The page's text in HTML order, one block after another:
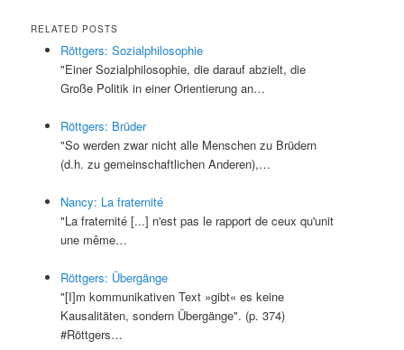
RELATED POSTS
Röttgers: Sozialphilosophie
"Einer Sozialphilosophie, die darauf abzielt, die
Große Politik in einer Orientierung an…
Röttgers: Brüder
"So werden zwar nicht alle Menschen zu Brüdern
(d.h. zu gemeinschaftlichen Anderen),…
Nancy: La fraternité
"La fraternité [...] n'est pas le rapport de ceux qu'unit
une même…
Röttgers: Übergänge
"[I]m kommunikativen Text »gibt« es keine
Kausalitäten, sondern Übergänge". (p. 374)
#Röttgers…